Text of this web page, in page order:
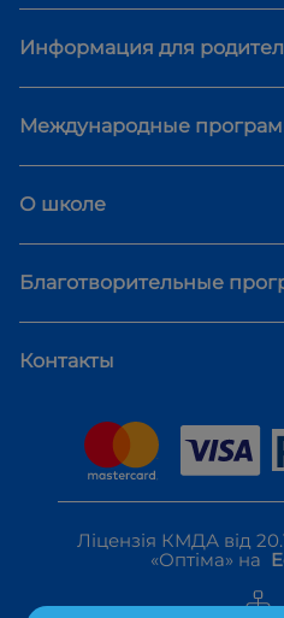
Информация для
Международные
О школе
Благотворительные
Контакты
Ліцензія КМДА від
«Оптіма» на